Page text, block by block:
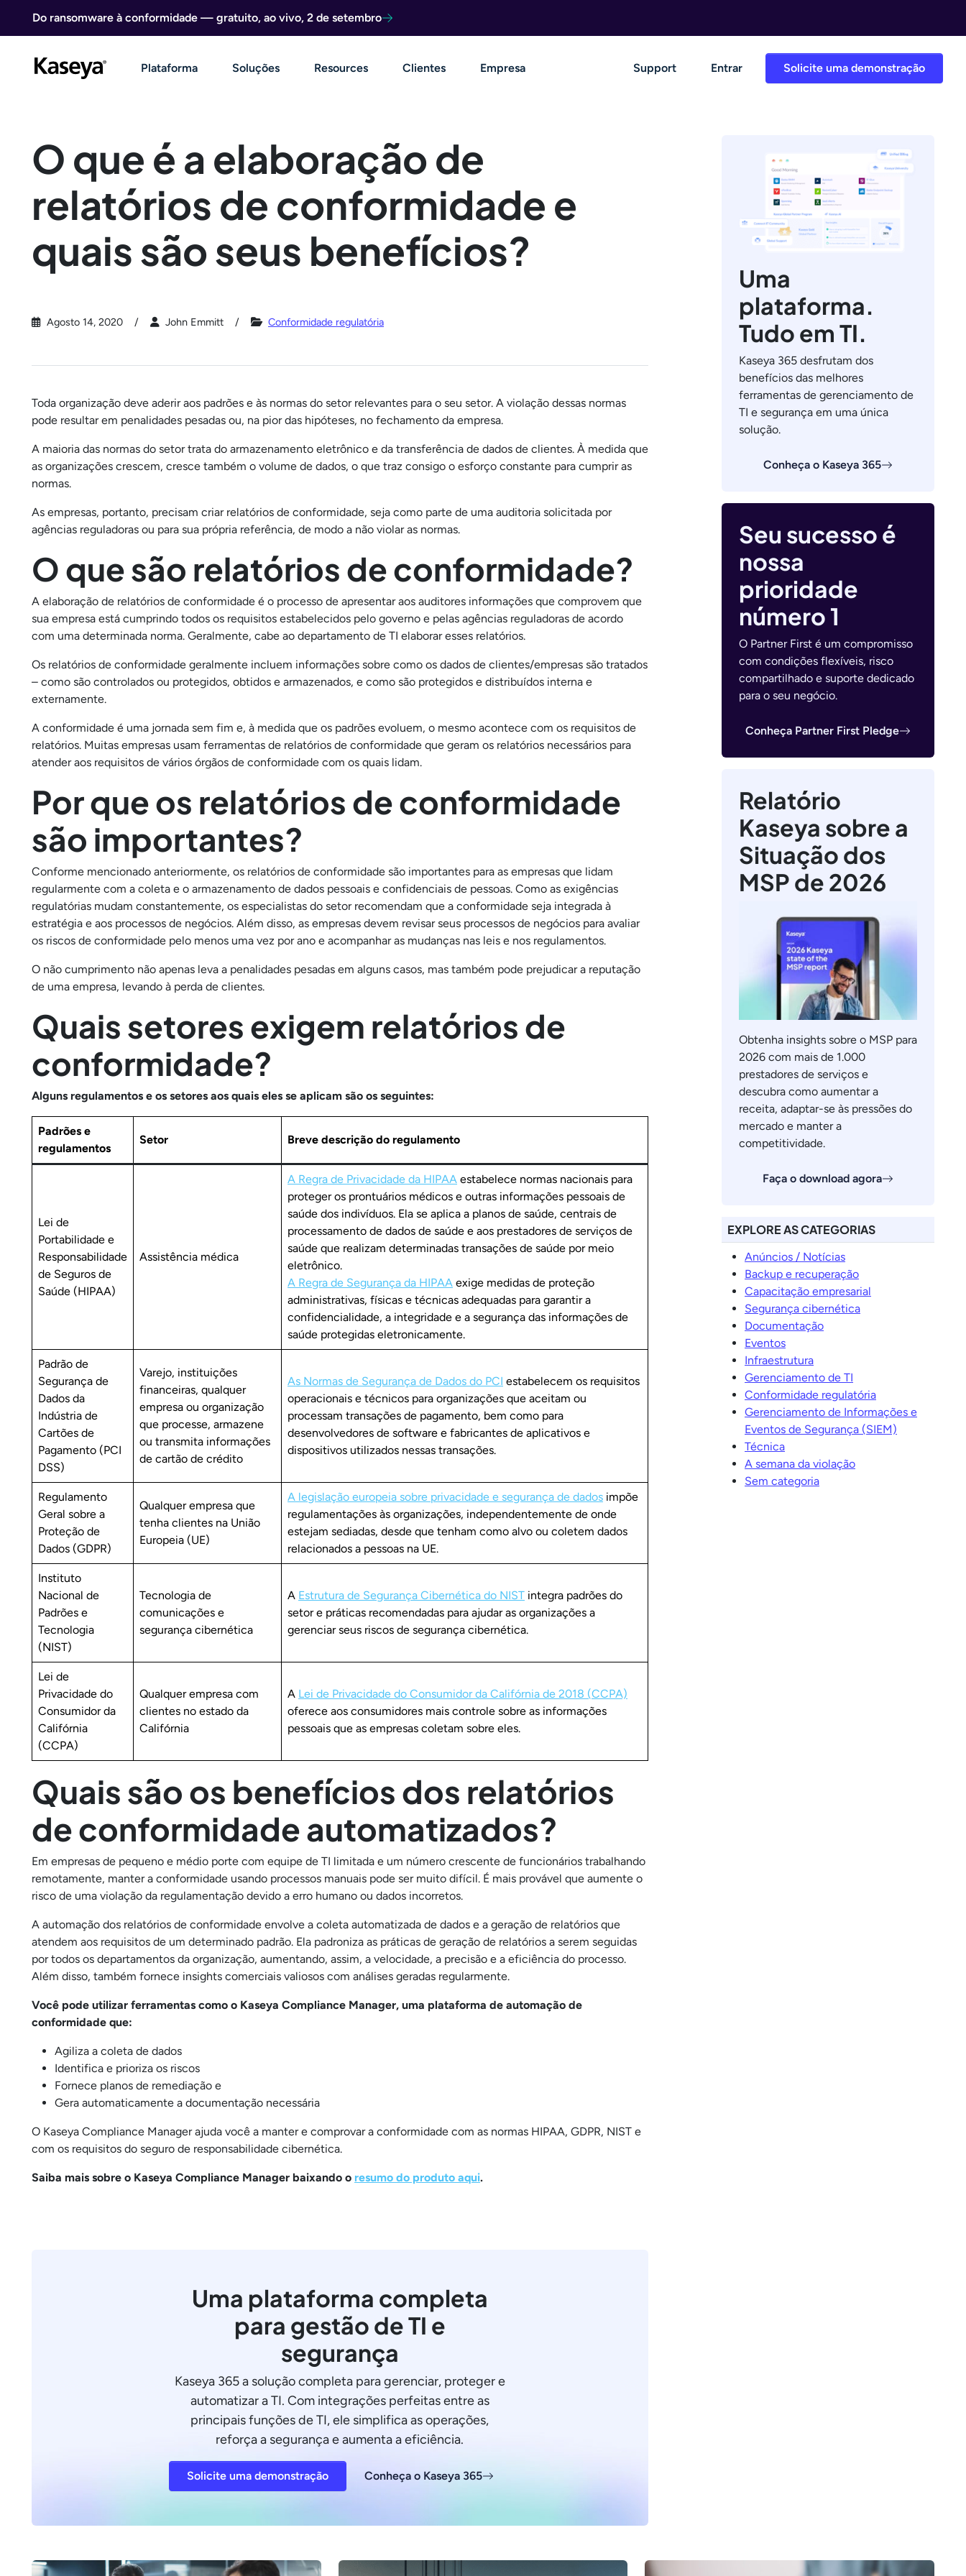
Do ransomware à conformidade — gratuito, ao vivo, 2 de setembro
Solicite uma demonstração
Plataforma Soluções Resources Clientes Empresa Support Entrar
O que é a elaboração de
relatórios de conformidade e
quais são seus benefícios?
Agosto 14, 2020 John Emmitt Conformidade regulatória
Toda organização deve aderir aos padrões e às normas do setor relevantes para o seu setor. A violação dessas normas
pode resultar em penalidades pesadas ou, na pior das hipóteses, no fechamento da empresa.
A maioria das normas do setor trata do armazenamento eletrônico e da transferência de dados de clientes. À medida que
as organizações crescem, cresce também o volume de dados, o que traz consigo o esforço constante para cumprir as
normas.
As empresas, portanto, precisam criar relatórios de conformidade, seja como parte de uma auditoria solicitada por
agências reguladoras ou para sua própria referência, de modo a não violar as normas.
O que são relatórios de conformidade?
A elaboração de relatórios de conformidade é o processo de apresentar aos auditores informações que comprovem que
sua empresa está cumprindo todos os requisitos estabelecidos pelo governo e pelas agências reguladoras de acordo
com uma determinada norma. Geralmente, cabe ao departamento de TI elaborar esses relatórios.
Os relatórios de conformidade geralmente incluem informações sobre como os dados de clientes/empresas são tratados
– como são controlados ou protegidos, obtidos e armazenados, e como são protegidos e distribuídos interna e
externamente.
A conformidade é uma jornada sem fim e, à medida que os padrões evoluem, o mesmo acontece com os requisitos de
relatórios. Muitas empresas usam ferramentas de relatórios de conformidade que geram os relatórios necessários para
atender aos requisitos de vários órgãos de conformidade com os quais lidam.
Por que os relatórios de conformidade
são importantes?
Conforme mencionado anteriormente, os relatórios de conformidade são importantes para as empresas que lidam
regularmente com a coleta e o armazenamento de dados pessoais e confidenciais de pessoas. Como as exigências
regulatórias mudam constantemente, os especialistas do setor recomendam que a conformidade seja integrada à
estratégia e aos processos de negócios. Além disso, as empresas devem revisar seus processos de negócios para avaliar
os riscos de conformidade pelo menos uma vez por ano e acompanhar as mudanças nas leis e nos regulamentos.
O não cumprimento não apenas leva a penalidades pesadas em alguns casos, mas também pode prejudicar a reputação
de uma empresa, levando à perda de clientes.
Quais setores exigem relatórios de
conformidade?
Alguns regulamentos e os setores aos quais eles se aplicam são os seguintes:
Padrões e
regulamentos
Setor Breve descrição do regulamento
Lei de
Portabilidade e
Responsabilidade
de Seguros de
Saúde (HIPAA)
Assistência médica
A Regra de Privacidade da HIPAA estabelece normas nacionais para
proteger os prontuários médicos e outras informações pessoais de
saúde dos indivíduos. Ela se aplica a planos de saúde, centrais de
processamento de dados de saúde e aos prestadores de serviços de
saúde que realizam determinadas transações de saúde por meio
eletrônico.
A Regra de Segurança da HIPAA exige medidas de proteção
administrativas, físicas e técnicas adequadas para garantir a
confidencialidade, a integridade e a segurança das informações de
saúde protegidas eletronicamente.
Padrão de
Segurança de
Dados da
Indústria de
Cartões de
Pagamento (PCI
DSS)
Varejo, instituições
financeiras, qualquer
empresa ou organização
que processe, armazene
ou transmita informações
de cartão de crédito
As Normas de Segurança de Dados do PCI estabelecem os requisitos
operacionais e técnicos para organizações que aceitam ou
processam transações de pagamento, bem como para
desenvolvedores de software e fabricantes de aplicativos e
dispositivos utilizados nessas transações.
Regulamento
Geral sobre a
Proteção de
Dados (GDPR)
Qualquer empresa que
tenha clientes na União
Europeia (UE)
A legislação europeia sobre privacidade e segurança de dados impõe
regulamentações às organizações, independentemente de onde
estejam sediadas, desde que tenham como alvo ou coletem dados
relacionados a pessoas na UE.
Instituto
Nacional de
Padrões e
Tecnologia
(NIST)
Tecnologia de
comunicações e
segurança cibernética
A Estrutura de Segurança Cibernética do NIST integra padrões do
setor e práticas recomendadas para ajudar as organizações a
gerenciar seus riscos de segurança cibernética.
Lei de
Privacidade do
Consumidor da
Califórnia
(CCPA)
Qualquer empresa com
clientes no estado da
Califórnia
A Lei de Privacidade do Consumidor da Califórnia de 2018 (CCPA)
oferece aos consumidores mais controle sobre as informações
pessoais que as empresas coletam sobre eles.
Quais são os benefícios dos relatórios
de conformidade automatizados?
Em empresas de pequeno e médio porte com equipe de TI limitada e um número crescente de funcionários trabalhando
remotamente, manter a conformidade usando processos manuais pode ser muito difícil. É mais provável que aumente o
risco de uma violação da regulamentação devido a erro humano ou dados incorretos.
A automação dos relatórios de conformidade envolve a coleta automatizada de dados e a geração de relatórios que
atendem aos requisitos de um determinado padrão. Ela padroniza as práticas de geração de relatórios a serem seguidas
por todos os departamentos da organização, aumentando, assim, a velocidade, a precisão e a eficiência do processo.
Além disso, também fornece insights comerciais valiosos com análises geradas regularmente.
Você pode utilizar ferramentas como o Kaseya Compliance Manager, uma plataforma de automação de
conformidade que:
Agiliza a coleta de dados
Identifica e prioriza os riscos
Fornece planos de remediação e
Gera automaticamente a documentação necessária
O Kaseya Compliance Manager ajuda você a manter e comprovar a conformidade com as normas HIPAA, GDPR, NIST e
com os requisitos do seguro de responsabilidade cibernética.
Saiba mais sobre o Kaseya Compliance Manager baixando o resumo do produto aqui.
Uma plataforma completa
para gestão de TI e
segurança
Kaseya 365 a solução completa para gerenciar, proteger e
automatizar a TI. Com integrações perfeitas entre as
principais funções de TI, ele simplifica as operações,
reforça a segurança e aumenta a eficiência.
Solicite uma demonstração Conheça o Kaseya 365
Uma
plataforma.
Tudo em TI.
Kaseya 365 desfrutam dos
benefícios das melhores
ferramentas de gerenciamento de
TI e segurança em uma única
solução.
Conheça o Kaseya 365
Seu sucesso é
nossa
prioridade
número 1
O Partner First é um compromisso
com condições flexíveis, risco
compartilhado e suporte dedicado
para o seu negócio.
Conheça Partner First Pledge
Relatório
Kaseya sobre a
Situação dos
MSP de 2026
Obtenha insights sobre o MSP para
2026 com mais de 1.000
prestadores de serviços e
descubra como aumentar a
receita, adaptar-se às pressões do
mercado e manter a
competitividade.
Faça o download agora
EXPLORE AS CATEGORIAS
Anúncios / Notícias
Backup e recuperação
Capacitação empresarial
Segurança cibernética
Documentação
Eventos
Infraestrutura
Gerenciamento de TI
Conformidade regulatória
Gerenciamento de Informações e
Eventos de Segurança (SIEM)
Técnica
A semana da violação
Sem categoria